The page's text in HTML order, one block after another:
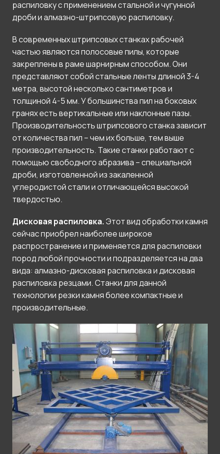
распиловку с применением стальной и чугунной
дроби и алмазно-штрипсовую распиловку.
В современных штрипсовых станках рабочей
частью являются полосовые пилы, которые
закреплены в раме шарнирным способом. Они
представляют собой стальные ленты длиной 3-4
метра, высотой несколько сантиметров и
толщиной 4-5 мм. У большинства пил на боковых
гранях есть вертикальные или наклонные пазы.
Производительность штрипсового станка зависит
от количества пил – чем их больше, тем выше
производительность. Такие станки работают с
помощью свободного абразива – специальной
дроби, изготовленной из закаленной
углеродистой стали и отличающейся высокой
твердостью.
Дисковая распиловка. Этот вид обработки камня
сейчас приобрел наиболее широкое
распространение и применяется для распиловки
пород любой прочности и подразделяется на два
вида: алмазно-дисковая распиловка и дисковая
распиловка резцами. Станки для данной
технологии резки камня более компактные и
производительные.